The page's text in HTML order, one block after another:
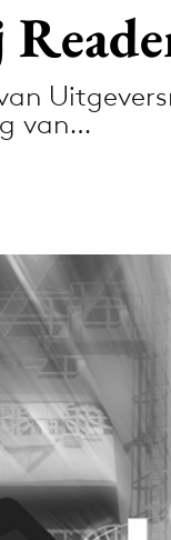
crisis
van…